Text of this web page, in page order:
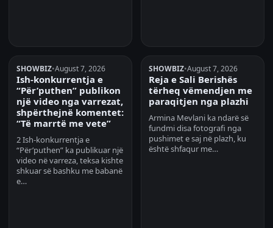
SHOWBIZ•August 7, 2026
Ish-konkurrentja e
“Për’puthen” publikon
një video nga varrezat,
shpërthejnë komentet:
“Të marrtë me vete”
2 Ish-konkurrentja e
“Për’puthen” ka publikuar një
video në varreza, teksa kishte
shkuar së bashku me babanë
e…
SHOWBIZ•August 7, 2026
Reja e Sali Berishës
tërheq vëmendjen me
paraqitjen nga plazhi
Armina Mevlani ka ndarë së
fundmi disa fotografi nga
pushimet e saj në plazh, ku
është shfaqur me…